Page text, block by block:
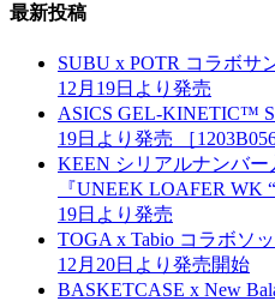
最新投稿
SUBU x POTR コラボサ
12月19日より発売
ASICS GEL-KINETIC™
19日より発売 ［
KEEN シリアルナンバ
『UNEEK LOAFER WK
19日より発売
TOGA x Tabio コラボソ
12月20日より発売開始
BASKETCASE x New